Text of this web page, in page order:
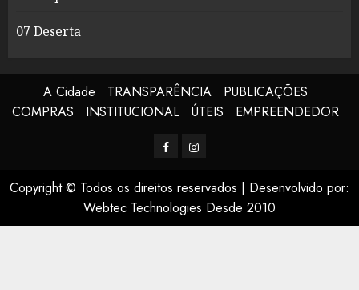
07 Deserta
A Cidade TRANSPARÊNCIA
PUBLICAÇÕES
COMPRAS
INSTITUCIONAL ÚTEIS EMPREENDEDOR
FacerbookInstagram
Copyright © Todos os direitos reservados | Desenvolvido por:
Webtec Technologies Desde 2010